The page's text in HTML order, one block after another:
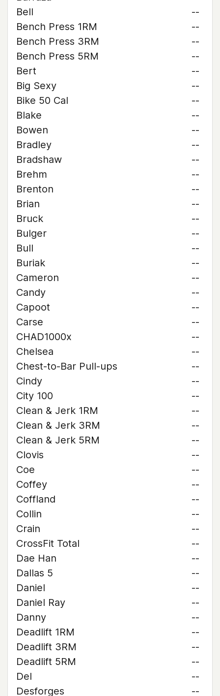
Bell
--
Bench Press 1RM
--
Bench Press 3RM
--
Bench Press 5RM
--
Bert
--
Big Sexy
--
Bike 50 Cal
--
Blake
--
Bowen
--
Bradley
--
Bradshaw
--
Brehm
--
Brenton
--
Brian
--
Bruck
--
Bulger
--
Bull
--
Buriak
--
Cameron
--
Candy
--
Capoot
--
Carse
--
CHAD1000x
--
Chelsea
--
Chest-to-Bar Pull-ups
--
Cindy
--
City 100
--
Clean & Jerk 1RM
--
Clean & Jerk 3RM
--
Clean & Jerk 5RM
--
Clovis
--
Coe
--
Coffey
--
Coffland
--
Collin
--
Crain
--
CrossFit Total
--
Dae Han
--
Dallas 5
--
Daniel
--
Daniel Ray
--
Danny
--
Deadlift 1RM
--
Deadlift 3RM
--
Deadlift 5RM
--
Del
--
Desforges
--